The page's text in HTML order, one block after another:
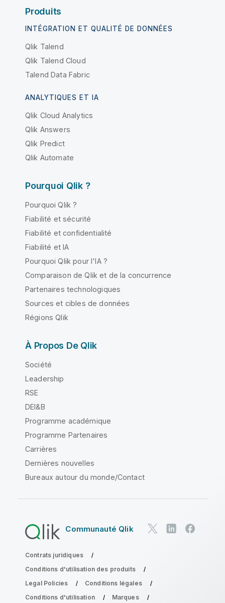
Produits
INTÉGRATION ET QUALITÉ DE DONNÉES
Qlik Talend
Qlik Talend Cloud
Talend Data Fabric
ANALYTIQUES ET IA
Qlik Cloud Analytics
Qlik Answers
Qlik Predict
Qlik Automate
Pourquoi Qlik ?
Pourquoi Qlik ?
Fiabilité et sécurité
Fiabilité et confidentialité
Fiabilité et IA
Pourquoi Qlik pour l'IA ?
Comparaison de Qlik et de la concurrence
Partenaires technologiques
Sources et cibles de données
Régions Qlik
À Propos De Qlik
Société
Leadership
RSE
DEI&B
Programme académique
Programme Partenaires
Carrières
Dernières nouvelles
Bureaux autour du monde/Contact
Communauté Qlik
Contrats juridiques
Conditions d'utilisation des produits
Legal Policies
Conditions légales
Conditions d'utilisation
Marques